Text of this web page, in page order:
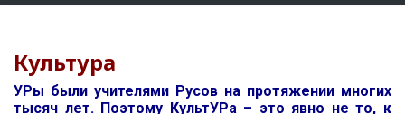
Культура
УРы были учителями Русов на протяжении многих
тысяч лет. Поэтому КультУРа – это явно не то, к